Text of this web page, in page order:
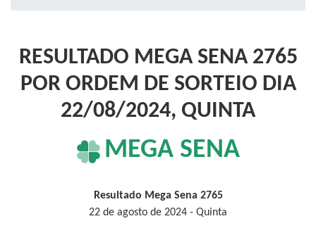
RESULTADO MEGA SENA 2765
POR ORDEM DE SORTEIO DIA
22/08/2024, QUINTA
MEGA SENA
Resultado Mega Sena 2765
22 de agosto de 2024 - Quinta